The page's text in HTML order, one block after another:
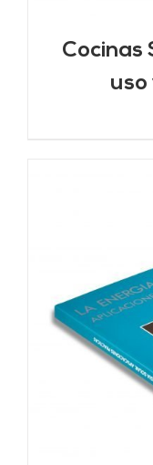
Cocinas
uso